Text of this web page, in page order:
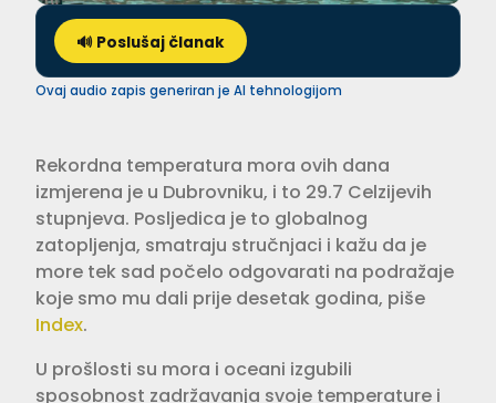
🔊 Poslušaj članak
Ovaj audio zapis generiran je AI tehnologijom
Rekordna temperatura mora ovih dana
izmjerena je u Dubrovniku, i to 29.7 Celzijevih
stupnjeva. Posljedica je to globalnog
zatopljenja, smatraju stručnjaci i kažu da je
more tek sad počelo odgovarati na podražaje
koje smo mu dali prije desetak godina, piše
Index.
U prošlosti su mora i oceani izgubili
sposobnost zadržavanja svoje temperature i